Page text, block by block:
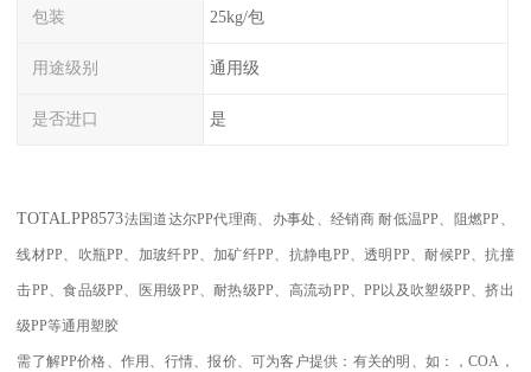
包装 25kg/包
用途级别 通用级
是否进口 是
TOTALPP8573法国道达尔PP代理商、办事处、经销商耐低温PP、阻燃PP 、
线材PP、吹瓶PP、加玻纤PP、加矿纤PP、抗静电PP、透明 PP、耐候PP、抗撞
击PP、食品级PP、医用级PP、耐热级PP、高流动PP、PP 以及吹塑级PP、挤出
级PP等通用塑胶
需了解PP价格、作用、行情、报价、可为客户提供：有关的明、如：，COA ，